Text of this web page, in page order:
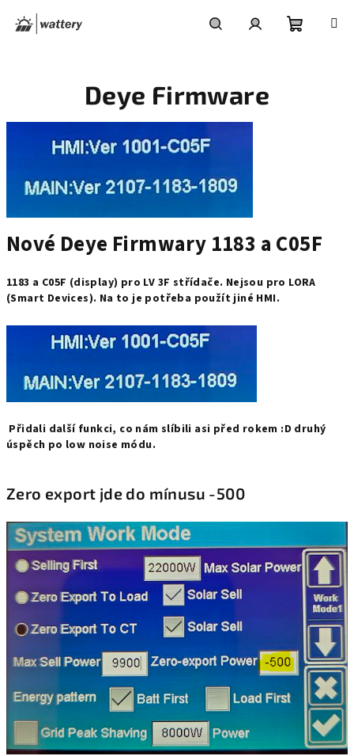
Deye Firmware
Nové Deye Firmwary 1183 a C05F
1183 a C05F (display) pro LV 3F střídače. Nejsou pro LORA
(Smart Devices). Na to je potřeba použít jiné HMI.
úspěch po low noise módu.
Zero export jde do mínusu -500